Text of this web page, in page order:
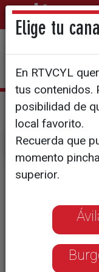
Últimas
Elige tu
En RTVCYL
tus contenidos.
posibilidad de
local favorito.
Recuerda que
momento
superior.